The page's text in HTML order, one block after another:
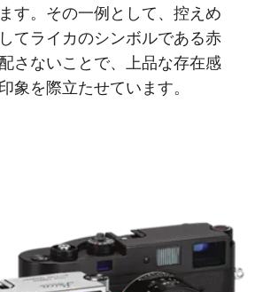
す。その一例として、控えめ
てライカのシンボルである赤
さないことで、上品な存在感
象を際立たせています。